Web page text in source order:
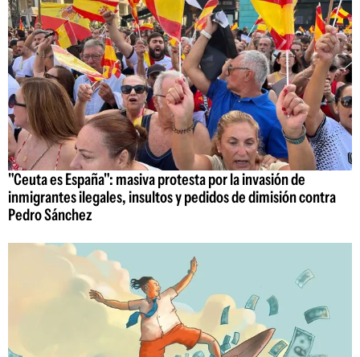
"Ceuta es España": masiva protesta por la invasión de
inmigrantes ilegales, insultos y pedidos de dimisión contra
Pedro Sánchez